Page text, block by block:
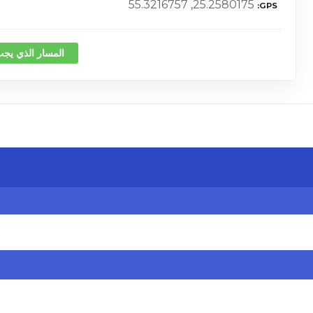
GPS
25.2580175, 55.3216757
المسار الذي